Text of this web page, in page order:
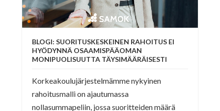
BLOGI: SUORITUSKESKEINEN RAHOITUS EI
HYÖDYNNÄ OSAAMISPÄÄOMAN
MONIPUOLISUUTTA TÄYSIMÄÄRÄISESTI
Korkeakoulujärjestelmämme nykyinen
rahoitusmalli on ajautumassa
nollasummapeliin, jossa suoritteiden määrä